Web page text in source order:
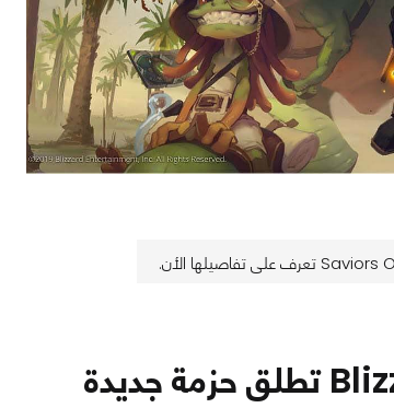
لعبة Hearthstone من Blizzard Entertainment تطلق حزمة جديدة